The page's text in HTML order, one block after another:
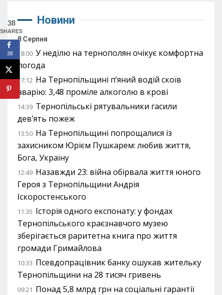
Новини
8 Серпня
18:00 У неділю на тернополян очікує комфортна
погода
17:12 На Тернопільщині п’яний водій скоїв
аварію: 3,48 проміле алкоголю в крові
14:39 Тернопільські рятувальники гасили
дев’ять пожеж
13:50 На Тернопільщині попрощалися із
захисником Юрієм Пушкарем: любив життя,
Бога, Україну
12:49 Назавжди 23: війна обірвала життя юного
Героя з Тернопільщини Андрія
Іскоростенського
11:35 Історія одного експонату: у фондах
Тернопільського краєзнавчого музею
зберігається раритетна книга про життя
громади Гримайлова
10:33 Псевдопрацівник банку ошукав жительку
Тернопільщини на 28 тисяч гривень
09:21 Понад 5,8 млрд грн на соціальні гарантії
38
SHARES
38